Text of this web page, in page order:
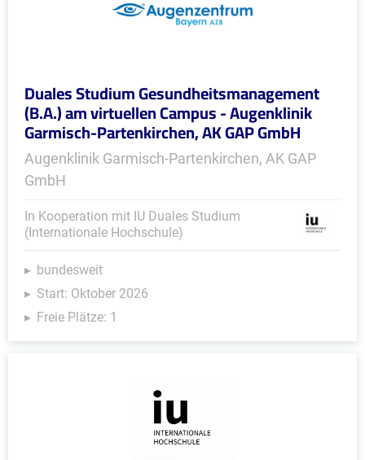
Duales Studium Gesundheitsmanagement
(B.A.) am virtuellen Campus - Augenklinik
Garmisch-Partenkirchen, AK GAP GmbH
Augenklinik Garmisch-Partenkirchen, AK GAP
GmbH
In Kooperation mit IU Duales Studium
(Internationale Hochschule)
bundesweit
Start: Oktober 2026
Freie Plätze: 1